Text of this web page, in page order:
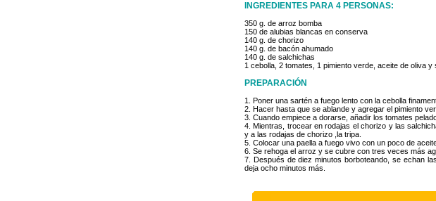
INGREDIENTES PARA 4 PERSONAS:
350 g. de arroz bomba
150 de alubias blancas en conserva
140 g. de chorizo
140 g. de bacón ahumado
140 g. de salchichas
1 cebolla, 2 tomates, 1 pimiento verde, aceite de oliva y
PREPARACIÓN
1. Poner una sartén a fuego lento con la cebolla
2. Hacer hasta que se ablande y agregar el pimiento
3. Cuando empiece a dorarse, añadir los tomates
4. Mientras, trocear en rodajas el chorizo y las
y a las rodajas de chorizo ,la tripa.
5. Colocar una paella a fuego vivo con un poco de
6. Se rehoga el arroz y se cubre con tres veces más
7. Después de diez minutos borboteando, se echan
deja ocho minutos más.